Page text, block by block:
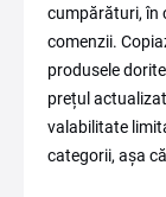
cumpărături, în
comenzii.
produsele
prețul
valabilitate
categorii, așa